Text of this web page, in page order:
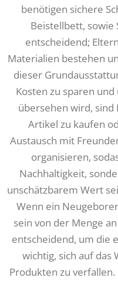
benötigen sichere
Beistellbett, sowie
entscheidend;
Materialien bestehen
dieser
Kosten zu sparen
übersehen wird,
Artikel zu kaufen
Austausch mit
organisieren,
Nachhaltigkeit,
unschätzbarem Wert
Wenn ein
sein von der Menge
entscheidend, um die
wichtig, sich auf
Produkten zu